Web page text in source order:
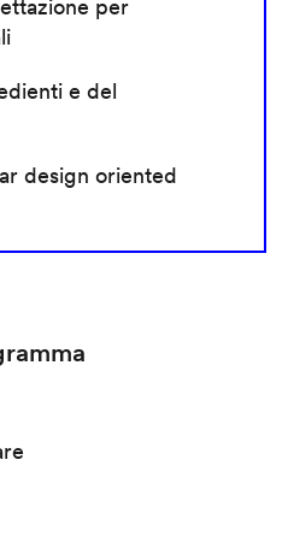
per
e del
design oriented